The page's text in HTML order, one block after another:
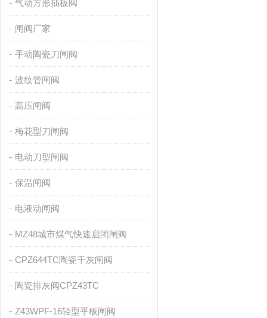
气动方形插板阀
闸阀厂家
手动陶瓷刀闸阀
波纹管闸阀
高压闸阀
梅花型刀闸阀
电动刀型闸阀
保温闸阀
电液动闸阀
MZ48城市煤气快速启闭闸阀
CPZ644TC陶瓷干灰闸阀
陶瓷排灰阀CPZ43TC
Z43WPF-16轻型平板闸阀